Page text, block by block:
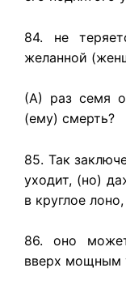
84. не
желанной
(А) раз семя
(ему) смерть?
85. Так
уходит, (но)
в круглое лоно,
86. оно
вверх мощным